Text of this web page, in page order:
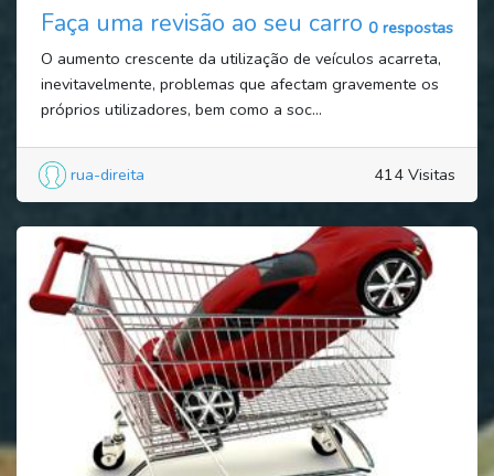
Faça uma revisão ao seu carro 0 respostas
O aumento crescente da utilização de veículos acarreta,
inevitavelmente, problemas que afectam gravemente os
próprios utilizadores, bem como a soc...
rua-direita 414 Visitas